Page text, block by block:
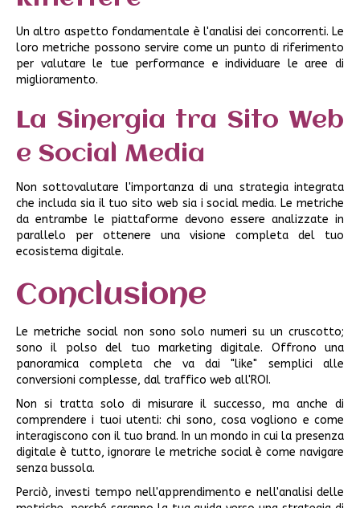
Un altro aspetto fondamentale è l'analisi dei concorrenti. Le
loro metriche possono servire come un punto di riferimento
per valutare le tue performance e individuare le aree di
miglioramento.
La Sinergia tra Sito Web
e Social Media
Non sottovalutare l'importanza di una strategia integrata
che includa sia il tuo sito web sia i social media. Le metriche
da entrambe le piattaforme devono essere analizzate in
parallelo per ottenere una visione completa del tuo
ecosistema digitale.
Conclusione
Le metriche social non sono solo numeri su un cruscotto;
sono il polso del tuo marketing digitale. Offrono una
panoramica completa che va dai "like" semplici alle
conversioni complesse, dal traffico web all'ROI.
Non si tratta solo di misurare il successo, ma anche di
comprendere i tuoi utenti: chi sono, cosa vogliono e come
interagiscono con il tuo brand. In un mondo in cui la presenza
digitale è tutto, ignorare le metriche social è come navigare
senza bussola.
Perciò, investi tempo nell'apprendimento e nell'analisi delle